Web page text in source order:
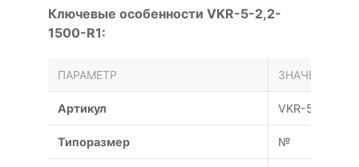
Ключевые особенности VKR-5-2,2-
1500-R1:
ПАРАМЕТР ЗНАЧЕНИЕ
Артикул VKR-5-2,2-
Типоразмер №